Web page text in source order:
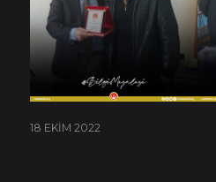
18 EKIM 2022